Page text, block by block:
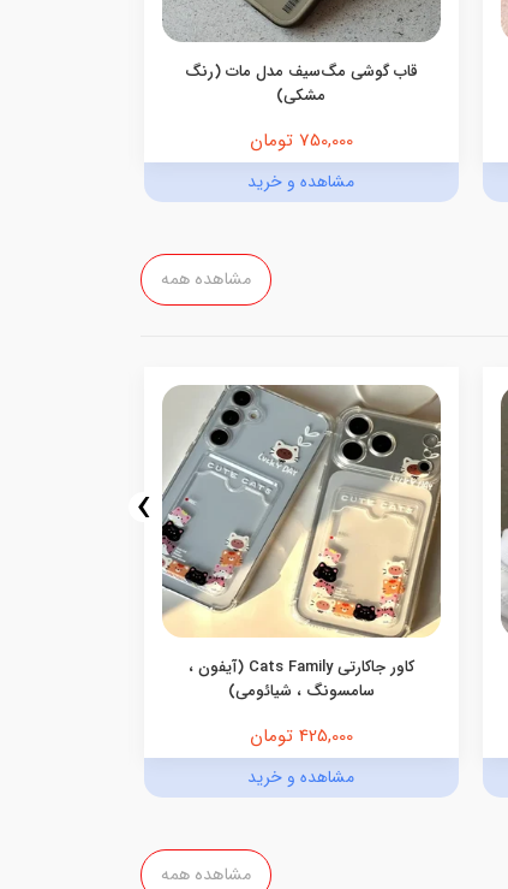
قاب گوشی مگ‌سیف مدل مات (رنگ
مشکی)
750,000 تومان
مشاهده و خرید
مشاهده همه
کاور جاکارتی Cats Family (آیفون ،
سامسونگ ، شیائومی)
425,000 تومان
مشاهده و خرید
›
مشاهده همه